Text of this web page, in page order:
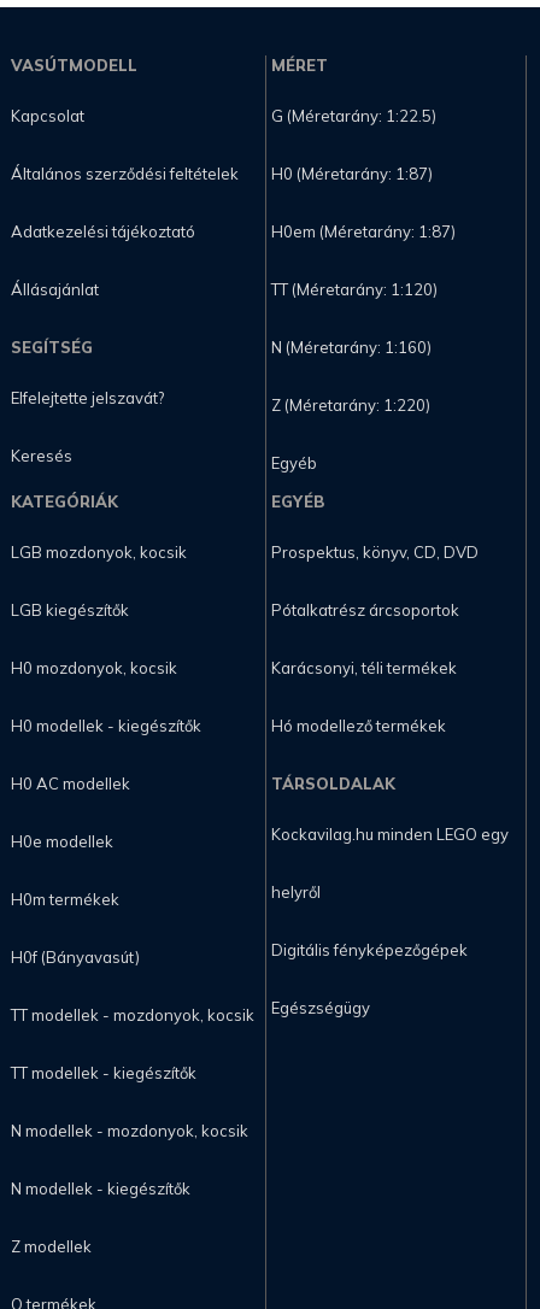
VASÚTMODELL
Kapcsolat
Általános szerződési feltételek
Adatkezelési tájékoztató
Állásajánlat
SEGÍTSÉG
Elfelejtette jelszavát?
Keresés
MÉRET
G (Méretarány: 1:22.5)
H0 (Méretarány: 1:87)
H0em (Méretarány: 1:87)
TT (Méretarány: 1:120)
N (Méretarány: 1:160)
Z (Méretarány: 1:220)
Egyéb
KATEGÓRIÁK
LGB mozdonyok, kocsik
LGB kiegészítők
H0 mozdonyok, kocsik
H0 modellek - kiegészítők
H0 AC modellek
H0e modellek
H0m termékek
H0f (Bányavasút)
TT modellek - mozdonyok, kocsik
TT modellek - kiegészítők
N modellek - mozdonyok, kocsik
N modellek - kiegészítők
Z modellek
O termékek
EGYÉB
Prospektus, könyv, CD, DVD
Pótalkatrész árcsoportok
Karácsonyi, téli termékek
Hó modellező termékek
TÁRSOLDALAK
Kockavilag.hu minden LEGO egy
helyről
Digitális fényképezőgépek
Egészségügy